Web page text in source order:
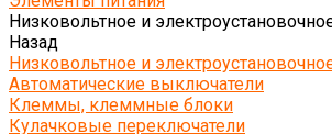
Низковольтное и
Назад
Низковольтное и
Автоматические выключатели
Клеммы, клеммные блоки
Кулачковые переключатели